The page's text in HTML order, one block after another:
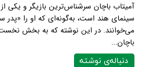
آمیتاب باچان سرشناس‌ترین بازیگر و یکی از
سینمای هند است، به‌گونه‌ای که او را «پدر
می‌خوانند. در این نوشته که به بخش
باچان...
دنباله‌ی نوشته